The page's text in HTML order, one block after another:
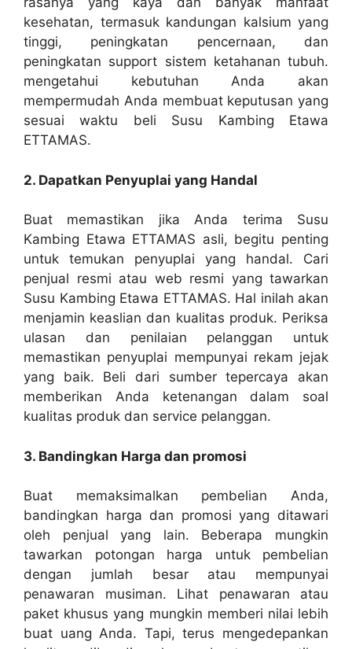
kesehatan, termasuk kandungan kalsium yang
tinggi, peningkatan pencernaan, dan
peningkatan support sistem ketahanan tubuh.
mengetahui kebutuhan Anda akan
mempermudah Anda membuat keputusan yang
sesuai waktu beli Susu Kambing Etawa
ETTAMAS.
2. Dapatkan Penyuplai yang Handal
Buat memastikan jika Anda terima Susu
Kambing Etawa ETTAMAS asli, begitu penting
untuk temukan penyuplai yang handal. Cari
penjual resmi atau web resmi yang tawarkan
Susu Kambing Etawa ETTAMAS. Hal inilah akan
menjamin keaslian dan kualitas produk. Periksa
ulasan dan penilaian pelanggan untuk
memastikan penyuplai mempunyai rekam jejak
yang baik. Beli dari sumber tepercaya akan
memberikan Anda ketenangan dalam soal
kualitas produk dan service pelanggan.
3. Bandingkan Harga dan promosi
Buat memaksimalkan pembelian Anda,
bandingkan harga dan promosi yang ditawari
oleh penjual yang lain. Beberapa mungkin
tawarkan potongan harga untuk pembelian
dengan jumlah besar atau mempunyai
penawaran musiman. Lihat penawaran atau
paket khusus yang mungkin memberi nilai lebih
buat uang Anda. Tapi, terus mengedepankan